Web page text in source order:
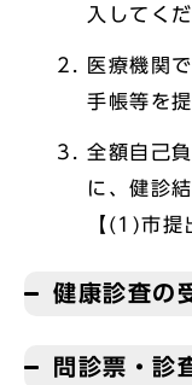
入してく
医療機関
手帳等を
全額自己
に、健診
【(1)市提
健康診査の
問診票・診